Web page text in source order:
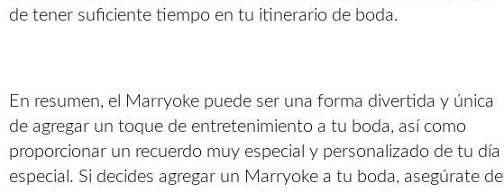
de tener suficiente tiempo en tu itinerario de boda.
En resumen, el Marryoke puede ser una forma divertida y única
de agregar un toque de entretenimiento a tu boda, así como
proporcionar un recuerdo muy especial y personalizado de tu día
especial. Si decides agregar un Marryoke a tu boda, asegúrate de